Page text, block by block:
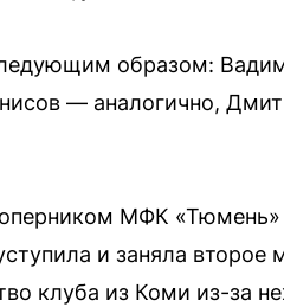
образом:
— аналогично,
МФК «Тюмень»
и заняла второе
клуба из Коми из-за